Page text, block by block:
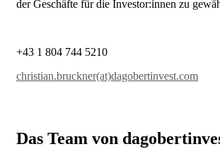
der Geschäfte für die Investor:innen zu
+43 1 804 744 5210
christian.bruckner(at)dagobertinvest.com
Das Team von